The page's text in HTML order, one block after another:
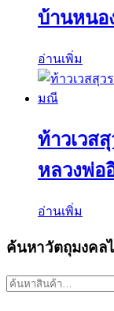
บ้านหนอ
อ่านเพิ่ม
ท้าวเวส
หลวงพ่อ
อ่านเพิ่ม
ค้นหาวัตถุมงคล
ค้นหา: